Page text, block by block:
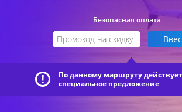
Безопасная оплата
По данному маршруту действует
специальное предложение